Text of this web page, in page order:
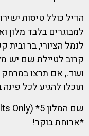
למבוגרים בלבד מלון
לנמל הציורי, בר ובית
קרוב לטיילת שם יש
תוכלו להגיע לכל
שם המלון 5* Vasia Boulevard Hotel (Adults Only)
*ארוחת בוקר!